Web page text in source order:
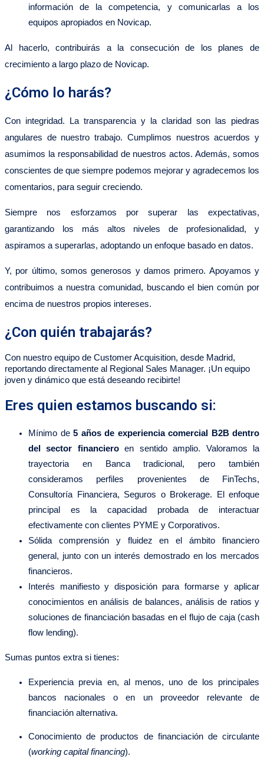
información de la competencia, y comunicarlas a los
equipos apropiados en Novicap.
Al hacerlo, contribuirás a la consecución de los planes de
crecimiento a largo plazo de Novicap.
¿Cómo lo harás?
Con integridad. La transparencia y la claridad son las piedras
angulares de nuestro trabajo. Cumplimos nuestros acuerdos y
asumimos la responsabilidad de nuestros actos. Además, somos
conscientes de que siempre podemos mejorar y agradecemos los
comentarios, para seguir creciendo.
Siempre nos esforzamos por superar las expectativas,
garantizando los más altos niveles de profesionalidad, y
aspiramos a superarlas, adoptando un enfoque basado en datos.
Y, por último, somos generosos y damos primero. Apoyamos y
contribuimos a nuestra comunidad, buscando el bien común por
encima de nuestros propios intereses.
¿Con quién trabajarás?
Con nuestro equipo de Customer Acquisition, desde Madrid,
reportando directamente al Regional Sales Manager. ¡Un equipo
joven y dinámico que está deseando recibirte!
Eres quien estamos buscando si:
Mínimo de 5 años de experiencia comercial B2B dentro
del sector financieroen sentido amplio. Valoramos la
trayectoria en Banca tradicional, pero también
consideramos perfiles provenientes de FinTechs,
Consultoría Financiera, Seguros o Brokerage. El enfoque
principal es la capacidad probada de interactuar
efectivamente con clientes PYME y Corporativos.
Sólida comprensión y fluidez en el ámbito financiero
general, junto con un interés demostrado en los mercados
financieros.
Interés manifiesto y disposición para formarse y aplicar
conocimientos en análisis de balances, análisis de ratios y
soluciones de financiación basadas en el flujo de caja (cash
flow lending).
Sumas puntos extra si tienes:
Experiencia previa en, al menos, uno de los principales
bancos nacionales o en un proveedor relevante de
financiación alternativa.
Conocimiento de productos de financiación de circulante
(working capital financing).